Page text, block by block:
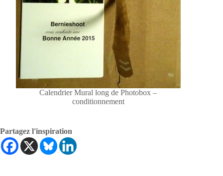
Calendrier Mural long de Photobox –
conditionnement
Partagez l'inspiration